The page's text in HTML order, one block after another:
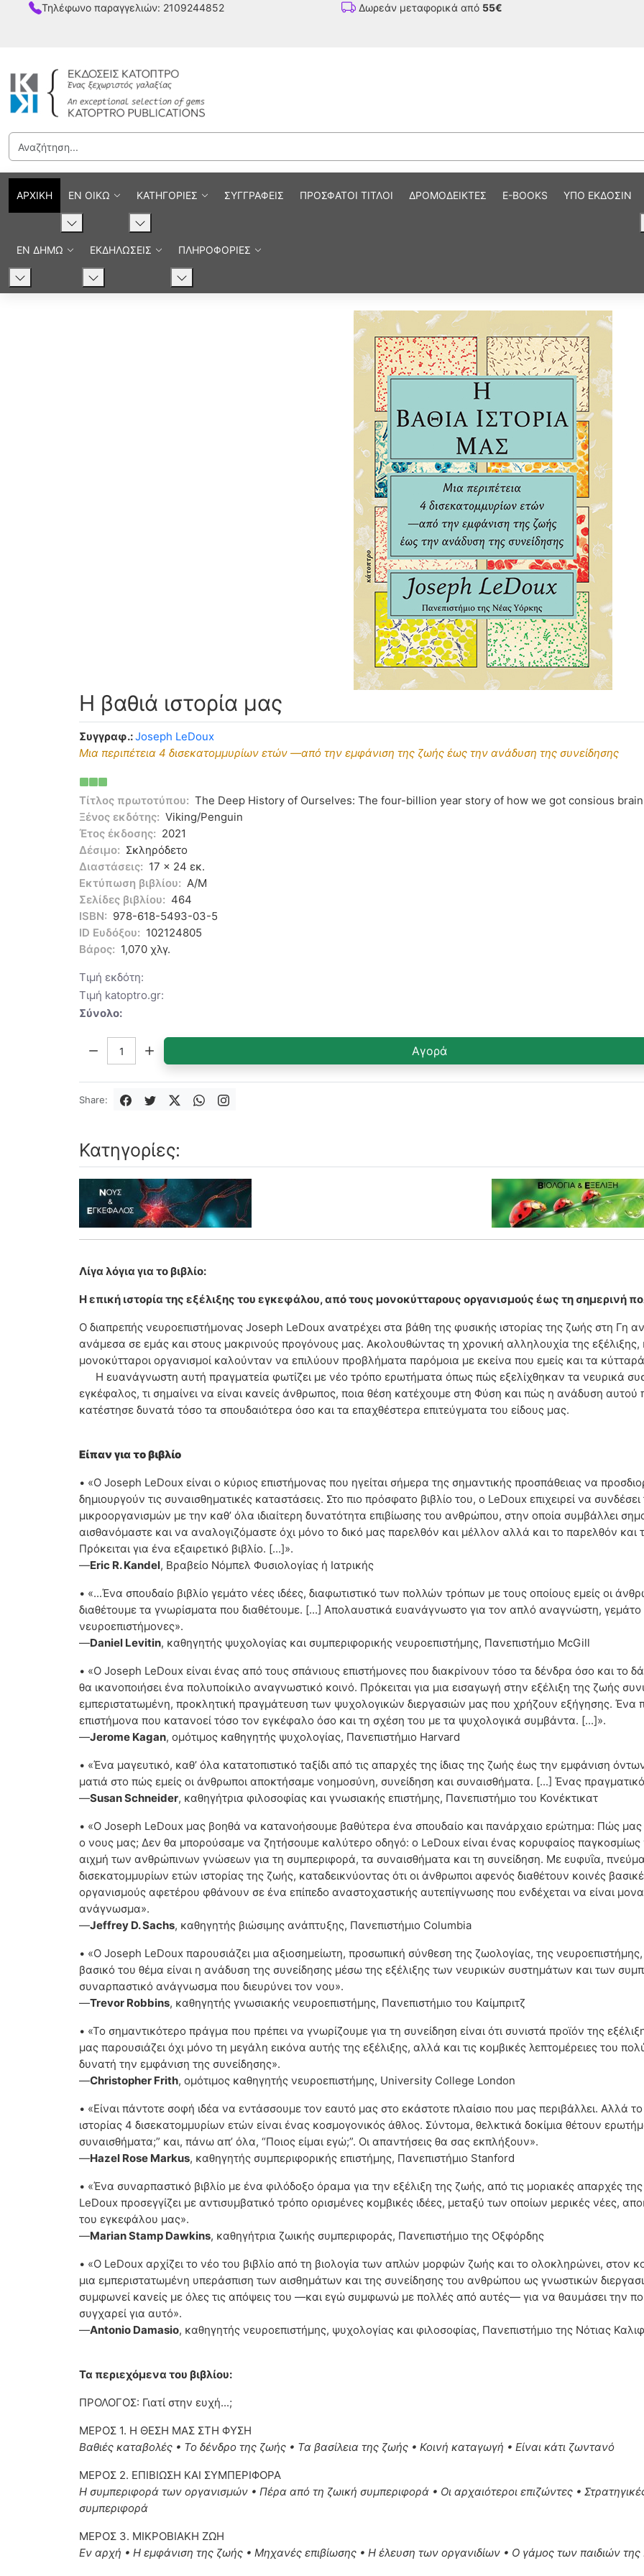
Τηλέφωνο παραγγελιών: 2109244852 Δωρεάν μεταφορικά από 55€
ΑΡΧΙΚΗ ΕΝ ΟΙΚΩ ΚΑΤΗΓΟΡΙΕΣ ΣΥΓΓΡΑΦΕΙΣ ΠΡΟΣΦΑΤΟΙ ΤΙΤΛΟΙ ΔΡΟΜΟΔΕΙΚΤΕΣ E-BOOKS ΥΠΟ ΕΚΔΟΣΙΝ
ΕΝ ΔΗΜΩ ΕΚΔΗΛΩΣΕΙΣ ΠΛΗΡΟΦΟΡΙΕΣ
Η βαθιά ιστορία μας
Συγγραφ.:Joseph LeDoux
Μια περιπέτεια 4 δισεκατομμυρίων ετών —από την εμφάνιση της ζωής έως την ανάδυση της συνείδησης
Τίτλος πρωτοτύπου: The Deep History of Ourselves: The four-billion year story of how we got consious
Ξένος εκδότης: Viking/Penguin
Έτος έκδοσης: 2021
Δέσιμο: Σκληρόδετο
Διαστάσεις: 17 x 24 εκ.
Εκτύπωση βιβλίου: Α/Μ
Σελίδες βιβλίου: 464
ISBN: 978-618-5493-03-5
ID Ευδόξου: 102124805
Βάρος: 1,070 χλγ.
Τιμή εκδότη:
Τιμή katoptro.gr:
Σύνολο:
Ποσότητα: Αγορά
Share:
Κατηγορίες:
Λίγα λόγια για το βιβλίο:
H επική ιστορία της εξέλιξης του εγκεφάλου, από τους μονοκύτταρους οργανισμούς έως τη
Ο διαπρεπής νευροεπιστήμονας Joseph LeDoux ανατρέχει στα βάθη της φυσικής ιστορίας της ζωής στη Γη
ανάμεσα σε εμάς και στους μακρινούς προγόνους μας. Ακολουθώντας τη χρονική αλληλουχία της εξέλιξης,
μονοκύτταροι οργανισμοί καλούνταν να επιλύουν προβλήματα παρόμοια με εκείνα που εμείς και τα
Η ευανάγνωστη αυτή πραγματεία φωτίζει με νέο τρόπο ερωτήματα όπως πώς εξελίχθηκαν τα νευρικά
εγκέφαλος, τι σημαίνει να είναι κανείς άνθρωπος, ποια θέση κατέχουμε στη Φύση και πώς η ανάδυση
κατέστησε δυνατά τόσο τα σπουδαιότερα όσο και τα επαχθέστερα επιτεύγματα του είδους μας.
Είπαν για το βιβλίο
• «Ο Joseph LeDoux είναι ο κύριος επιστήμονας που ηγείται σήμερα της σημαντικής προσπάθειας να
δημιουργούν τις συναισθηματικές καταστάσεις. Στο πιο πρόσφατο βιβλίο του, ο LeDoux επιχειρεί να
μικροοργανισμών με την καθ’ όλα ιδιαίτερη δυνατότητα επιβίωσης του ανθρώπου, στην οποία συμβάλλει
αισθανόμαστε και να αναλογιζόμαστε όχι μόνο το δικό μας παρελθόν και μέλλον αλλά και το παρελθόν
Πρόκειται για ένα εξαιρετικό βιβλίο. [...]».
—Eric R. Kandel, Βραβείο Νόμπελ Φυσιολογίας ή Ιατρικής
• «...Ένα σπουδαίο βιβλίο γεμάτο νέες ιδέες, διαφωτιστικό των πολλών τρόπων με τους οποίους εμείς οι
διαθέτουμε τα γνωρίσματα που διαθέτουμε. [...] Απολαυστικά ευανάγνωστο για τον απλό αναγνώστη, γεμάτο
νευροεπιστήμονες».
—Daniel Levitin, καθηγητής ψυχολογίας και συμπεριφορικής νευροεπιστήμης, Πανεπιστήμιο McGill
• «Ο Joseph LeDoux είναι ένας από τους σπάνιους επιστήμονες που διακρίνουν τόσο τα δένδρα όσο και το
θα ικανοποιήσει ένα πολυποίκιλο αναγνωστικό κοινό. Πρόκειται για μια εισαγωγή στην εξέλιξη της ζωής
εμπεριστατωμένη, προκλητική πραγμάτευση των ψυχολογικών διεργασιών μας που χρήζουν εξήγησης. Ένα
επιστήμονα που κατανοεί τόσο τον εγκέφαλο όσο και τη σχέση του με τα ψυχολογικά συμβάντα. [...]».
—Jerome Kagan, ομότιμος καθηγητής ψυχολογίας, Πανεπιστήμιο Harvard
• «Ένα μαγευτικό, καθ’ όλα κατατοπιστικό ταξίδι από τις απαρχές της ίδιας της ζωής έως την εμφάνιση
ματιά στο πώς εμείς οι άνθρωποι αποκτήσαμε νοημοσύνη, συνείδηση και συναισθήματα. [...] Ένας
—Susan Schneider, καθηγήτρια φιλοσοφίας και γνωσιακής επιστήμης, Πανεπιστήμιο του Κονέκτικατ
• «Ο Joseph LeDoux μας βοηθά να κατανοήσουμε βαθύτερα ένα σπουδαίο και πανάρχαιο ερώτημα: Πώς
ο νους μας; Δεν θα μπορούσαμε να ζητήσουμε καλύτερο οδηγό: ο LeDoux είναι ένας κορυφαίος παγκοσμίως
αιχμή των ανθρώπινων γνώσεων για τη συμπεριφορά, τα συναισθήματα και τη συνείδηση. Με ευφυΐα,
δισεκατομμυρίων ετών ιστορίας της ζωής, καταδεικνύοντας ότι οι άνθρωποι αφενός διαθέτουν κοινές
οργανισμούς αφετέρου φθάνουν σε ένα επίπεδο αναστοχαστικής αυτεπίγνωσης που ενδέχεται να είναι
ανάγνωσμα».
—Jeffrey D. Sachs, καθηγητής βιώσιμης ανάπτυξης, Πανεπιστήμιο Columbia
• «Ο Joseph LeDoux παρουσιάζει μια αξιοσημείωτη, προσωπική σύνθεση της ζωολογίας, της
βασικό του θέμα είναι η ανάδυση της συνείδησης μέσω της εξέλιξης των νευρικών συστημάτων και των
συναρπαστικό ανάγνωσμα που διευρύνει τον νου».
—Trevor Robbins, καθηγητής γνωσιακής νευροεπιστήμης, Πανεπιστήμιο του Καίμπριτζ
• «Το σημαντικότερο πράγμα που πρέπει να γνωρίζουμε για τη συνείδηση είναι ότι συνιστά προϊόν της
μας παρουσιάζει όχι μόνο τη μεγάλη εικόνα αυτής της εξέλιξης, αλλά και τις κομβικές λεπτομέρειες του
δυνατή την εμφάνιση της συνείδησης».
—Christopher Frith, ομότιμος καθηγητής νευροεπιστήμης, University College London
• «Είναι πάντοτε σοφή ιδέα να εντάσσουμε τον εαυτό μας στο εκάστοτε πλαίσιο που μας περιβάλλει. Αλλά
ιστορίας 4 δισεκατομμυρίων ετών είναι ένας κοσμογονικός άθλος. Σύντομα, θελκτικά δοκίμια θέτουν
συναισθήματα;” και, πάνω απ’ όλα, “Ποιος είμαι εγώ;”. Οι απαντήσεις θα σας εκπλήξουν».
—Hazel Rose Markus, καθηγητής συμπεριφορικής επιστήμης, Πανεπιστήμιο Stanford
• «Ένα συναρπαστικό βιβλίο με ένα φιλόδοξο όραμα για την εξέλιξη της ζωής, από τις μοριακές απαρχές
LeDoux προσεγγίζει με αντισυμβατικό τρόπο ορισμένες κομβικές ιδέες, μεταξύ των οποίων μερικές νέες,
του εγκεφάλου μας».
—Marian Stamp Dawkins, καθηγήτρια ζωικής συμπεριφοράς, Πανεπιστήμιο της Οξφόρδης
• «Ο LeDoux αρχίζει το νέο του βιβλίο από τη βιολογία των απλών μορφών ζωής και το ολοκληρώνει, στον
μια εμπεριστατωμένη υπεράσπιση των αισθημάτων και της συνείδησης του ανθρώπου ως γνωστικών
συμφωνεί κανείς με όλες τις απόψεις του —και εγώ συμφωνώ με πολλές από αυτές— για να θαυμάσει την
συγχαρεί για αυτό».
—Antonio Damasio, καθηγητής νευροεπιστήμης, ψυχολογίας και φιλοσοφίας, Πανεπιστήμιο της Νότιας
Τα περιεχόμενα του βιβλίου:
ΠΡΟΛΟΓΟΣ: Γιατί στην ευχή...;
ΜΕΡΟΣ 1. Η ΘΕΣΗ ΜΑΣ ΣΤΗ ΦΥΣΗ
Βαθιές καταβολές • Το δένδρο της ζωής • Τα βασίλεια της ζωής • Κοινή καταγωγή • Είναι κάτι ζωντανό
ΜΕΡΟΣ 2. ΕΠΙΒΙΩΣΗ ΚΑΙ ΣΥΜΠΕΡΙΦΟΡΑ
Η συμπεριφορά των οργανισμών • Πέρα από τη ζωική συμπεριφορά • Οι αρχαιότεροι επιζώντες •
συμπεριφορά
ΜΕΡΟΣ 3. ΜΙΚΡΟΒΙΑΚΗ ΖΩΗ
Εν αρχή • Η εμφάνιση της ζωής • Μηχανές επιβίωσης • Η έλευση των οργανιδίων • Ο γάμος των παιδιών